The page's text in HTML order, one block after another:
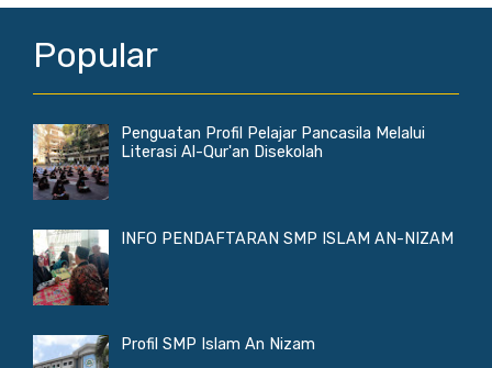
Popular
Penguatan Profil Pelajar Pancasila Melalui
Literasi Al-Qur'an Disekolah
INFO PENDAFTARAN SMP ISLAM AN-NIZAM
Profil SMP Islam An Nizam